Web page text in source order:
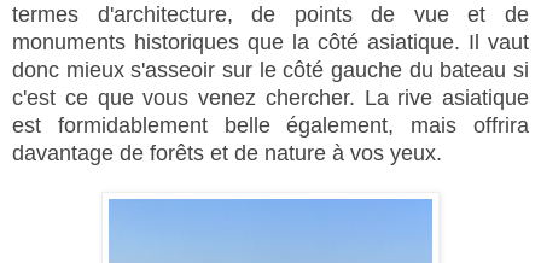
termes d'architecture, de points de vue et de
monuments historiques que la côté asiatique. Il vaut
donc mieux s'asseoir sur le côté gauche du bateau si
c'est ce que vous venez chercher. La rive asiatique
est formidablement belle également, mais offrira
davantage de forêts et de nature à vos yeux.